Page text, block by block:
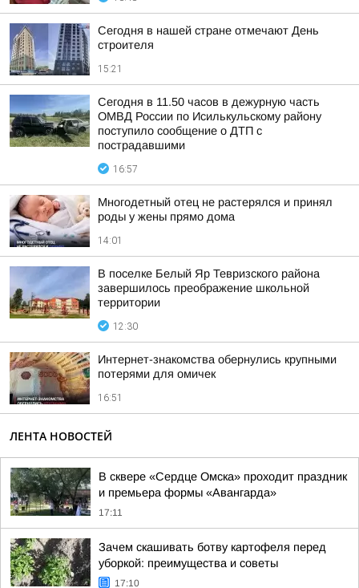
Сегодня в нашей стране отмечают День
строителя
15:21
Сегодня в 11.50 часов в дежурную часть
ОМВД России по Исилькульскому району
поступило сообщение о ДТП с
пострадавшими
16:57
Многодетный отец не растерялся и принял
роды у жены прямо дома
14:01
В поселке Белый Яр Тевризского района
завершилось преображение школьной
территории
12:30
Интернет-знакомства обернулись крупными
потерями для омичек
16:51
ЛЕНТА НОВОСТЕЙ
В сквере «Сердце Омска» проходит праздник
и премьера формы «Авангарда»
17:11
Зачем скашивать ботву картофеля перед
уборкой: преимущества и советы
17:10